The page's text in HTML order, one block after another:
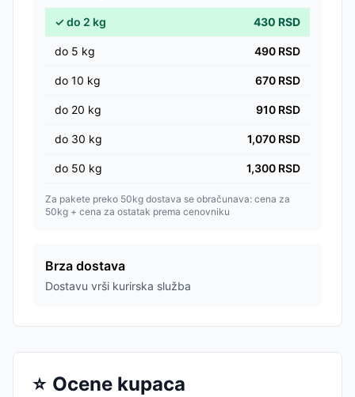
✓do 2 kg 430 RSD
do 5 kg 490 RSD
do 10 kg 670 RSD
do 20 kg 910 RSD
do 30 kg 1,070 RSD
do 50 kg 1,300 RSD
Za pakete preko 50kg dostava se obračunava: cena za
50kg + cena za ostatak prema cenovniku
Brza dostava
Dostavu vrši kurirska služba
⭐ Ocene kupaca